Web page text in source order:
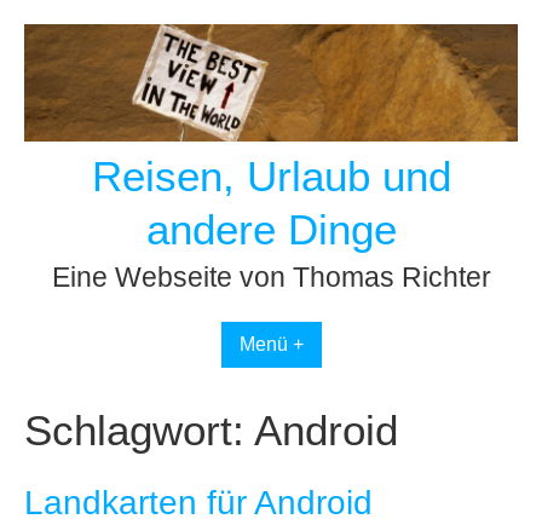
content
Reisen, Urlaub und
andere Dinge
Eine Webseite von Thomas Richter
Menü +
Schlagwort: Android
Landkarten für Android